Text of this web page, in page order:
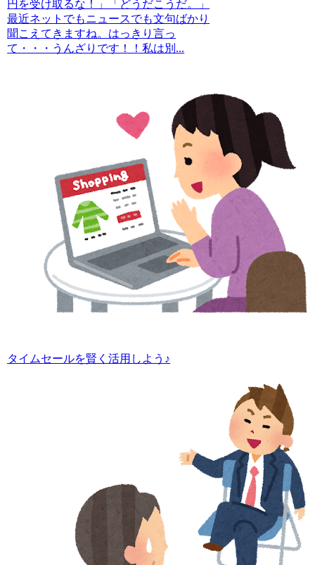
円を受け取るな！」「どうだこうだ。」
最近ネットでもニュースでも文句ばかり
聞こえてきますね。はっきり言っ
て・・・うんざりです！！私は別...
タイムセールを賢く活用しよう♪